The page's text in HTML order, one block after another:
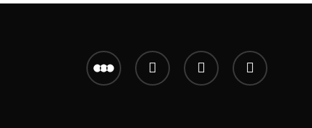
letterboxd youtube instagram email